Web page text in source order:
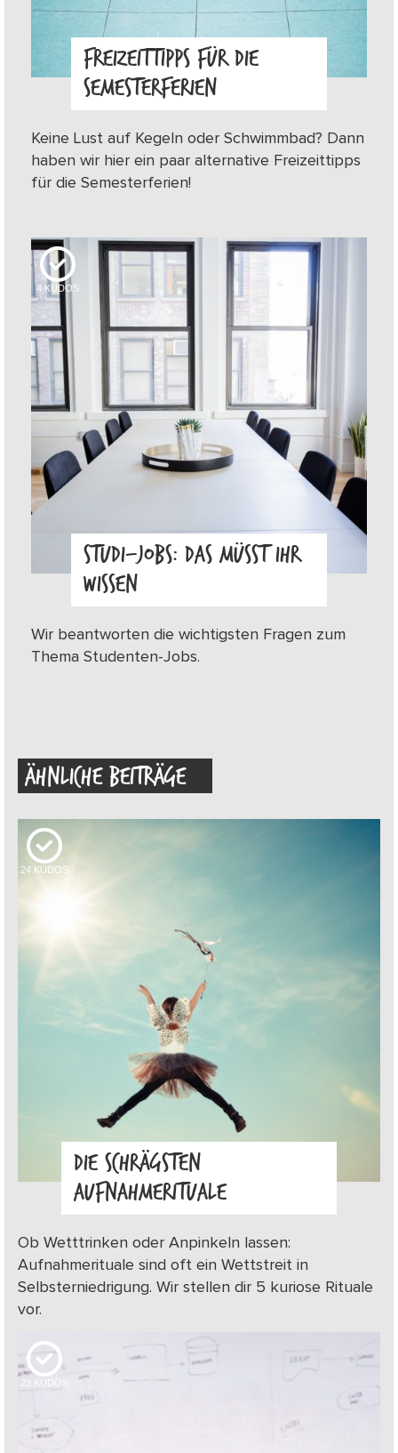
FREIZEITTIPPS FÜR DIE
SEMESTERFERIEN
Keine Lust auf Kegeln oder Schwimmbad? Dann
haben wir hier ein paar alternative Freizeittipps
für die Semesterferien!
4 KUDOS
STUDI-JOBS: DAS MÜSST IHR
WISSEN
Wir beantworten die wichtigsten Fragen zum
Thema Studenten-Jobs.
ÄHNLICHE BEITRÄGE
24 KUDOS
DIE SCHRÄGSTEN
AUFNAHMERITUALE
Ob Wetttrinken oder Anpinkeln lassen:
Aufnahmerituale sind oft ein Wettstreit in
Selbsterniedrigung. Wir stellen dir 5 kuriose Rituale
vor.
23 KUDOS